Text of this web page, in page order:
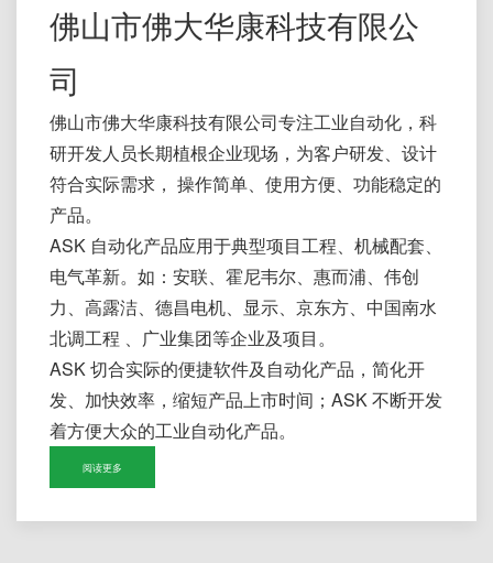
佛山市佛大华康科技有限公
司
佛山市佛大华康科技有限公司专注工业自动化，科
研开发人员长期植根企业现场，为客户研发、设计
符合实际需求， 操作简单、使用方便、功能稳定的
产品。
ASK 自动化产品应用于典型项目工程、机械配套、
电气革新。如：安联、霍尼韦尔、惠而浦、伟创
力、高露洁、德昌电机、显示、京东方、中国南水
北调工程 、广业集团等企业及项目。
ASK 切合实际的便捷软件及自动化产品，简化开
发、加快效率，缩短产品上市时间；ASK 不断开发
着方便大众的工业自动化产品。
阅读更多